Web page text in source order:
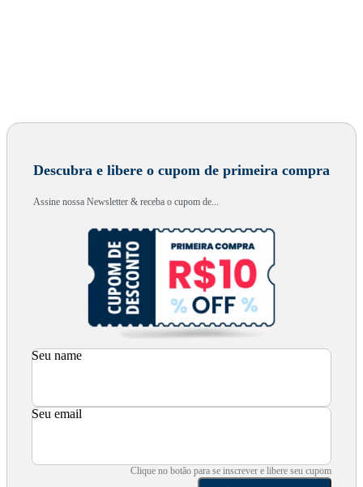
Descubra e libere o cupom de primeira compra
Assine nossa Newsletter & receba o cupom de...
Seu name
Seu email
Clique no botão para se inscrever e libere seu cupom